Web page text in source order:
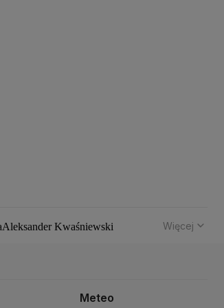
Aleksander Kwaśniewski
Lotto
Więcej
Meteo